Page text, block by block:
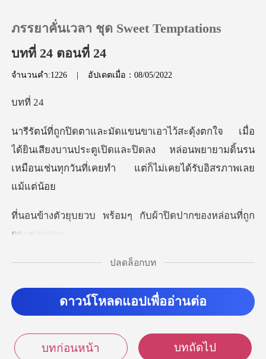
ประวัติการอ่าน
ออกจากระบบ
ภรรยาคั่นเวลา ชุด Sweet Temptations
บทที่ 24 ตอนที่ 24
จำนวนคำ:1226 | อัปเดตเมื่อ：08/05/2022
ที
ด้ยินเสียงบานประตูเปิดและปิดลง หล่อนพยายามดิ้นรน
เหมือนเ
พร้อมๆ กับผ้าปิดปากขอ
เป็นใคร ปล
ลักพาตัวมาจากห้องแต่งตัวเจ
ปลดล็อกบท
ดาวน์โหลดแอปเพื่ออ่านต่อ
บทก่อนหน้า บทถัดไป